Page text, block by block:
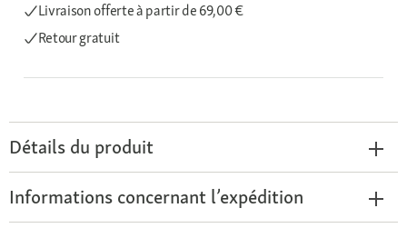
Livraison offerteà partir de 69,00 €
Retour gratuit
Détails du produit
Informations concernant l’expédition